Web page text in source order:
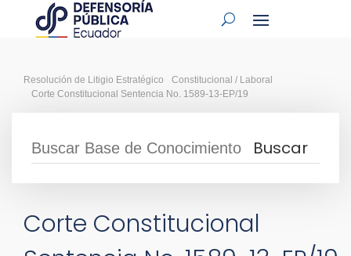
Resolución de Litigio Estratégico
Constitucional / Laboral
Corte Constitucional Sentencia No. 1589-13-EP/19
Corte Constitucional